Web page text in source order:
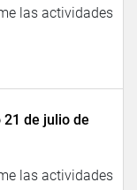
las actividades
de julio de
las actividades